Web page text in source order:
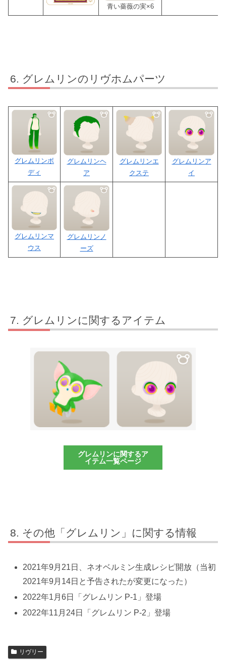
青い薔薇の実×6
グレムリンのリヴホムパーツ
グレムリンボ
ディ
グレムリンヘ
ア
グレムリンエ
クステ
グレムリンア
イ
グレムリンマ
ウス
グレムリンノ
ーズ
グレムリンに関するアイテム
グレムリンに関するア
イテム一覧ページ
その他「グレムリン」に関する情報
2021年9月21日、ネオベルミン生成レシピ開放（当初
2021年9月14日と予告されたが変更になった）
2022年1月6日「グレムリン P-1」登場
2022年11月24日「グレムリン P-2」登場
リヴリー